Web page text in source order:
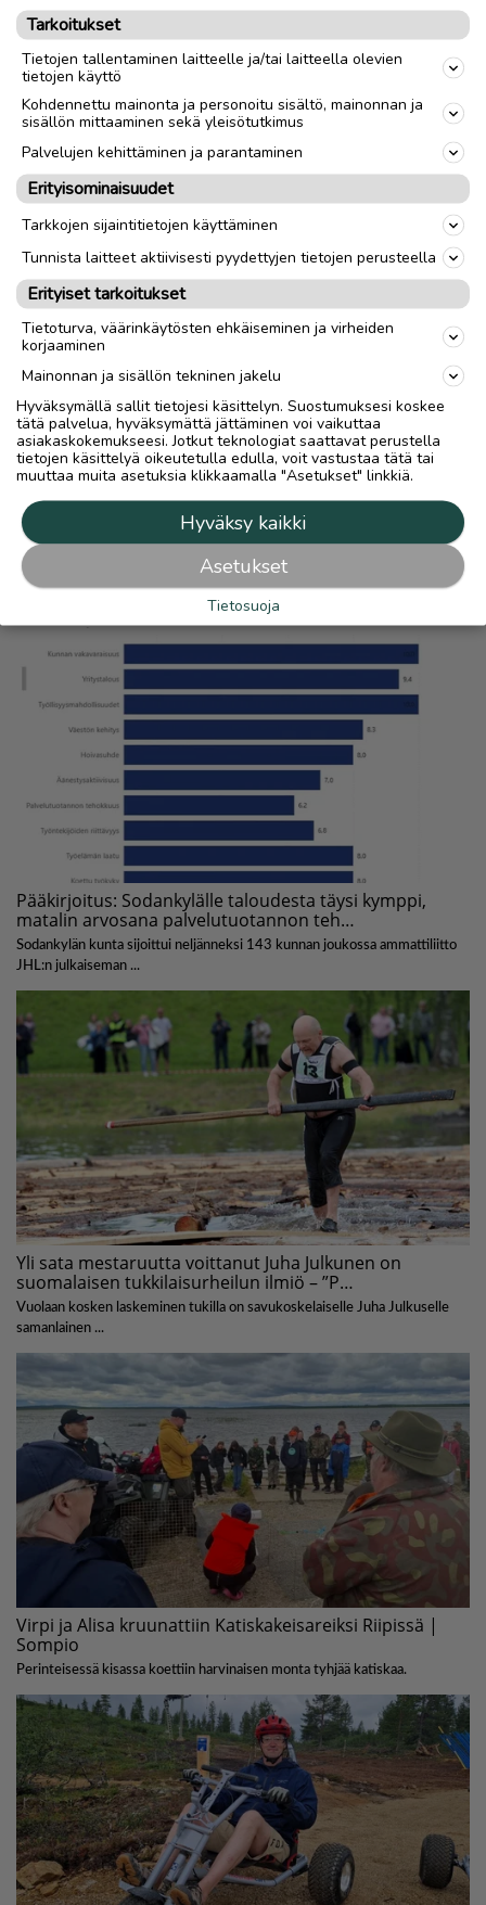
Tarkoitukset
Tietojen tallentaminen laitteelle ja/tai laitteella olevien
tietojen käyttö
Kohdennettu mainonta ja personoitu sisältö, mainonnan ja
sisällön mittaaminen sekä yleisötutkimus
Palvelujen kehittäminen ja parantaminen
Erityisominaisuudet
Tarkkojen sijaintitietojen käyttäminen
Tunnista laitteet aktiivisesti pyydettyjen tietojen perusteella
Erityiset tarkoitukset
Tietoturva, väärinkäytösten ehkäiseminen ja virheiden
korjaaminen
Mainonnan ja sisällön tekninen jakelu
Hyväksymällä sallit tietojesi käsittelyn. Suostumuksesi koskee
tätä palvelua, hyväksymättä jättäminen voi vaikuttaa
asiakaskokemukseesi. Jotkut teknologiat saattavat perustella
tietojen käsittelyä oikeutetulla edulla, voit vastustaa tätä tai
muuttaa muita asetuksia klikkaamalla "Asetukset" linkkiä.
Hyväksy kaikki
Asetukset
Tietosuoja